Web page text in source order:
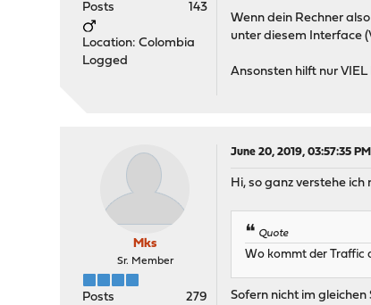
Posts 143
Location: Colombia
Logged
Wenn dein Rechner
unter diesem Interface
Ansonsten hilft nur VIEL
Mks
Sr. Member
Posts
279
June 20, 2019, 03:57:35 PM
Hi, so ganz verstehe
Quote
Wo kommt der Traffic
Sofern nicht im